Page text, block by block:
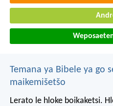
Temana ya Bibele ya go
maikemišetšo
Lerato le hloke boikaketsi.